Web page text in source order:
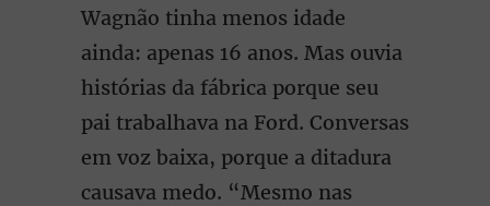
Wagnão tinha menos idade
ainda: apenas 16 anos. Mas ouvia
histórias da fábrica porque seu
pai trabalhava na Ford. Conversas
em voz baixa, porque a ditadura
causava medo. “Mesmo nas